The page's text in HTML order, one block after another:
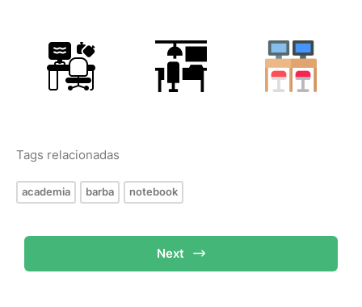
Tags relacionadas
academia barba notebook
Next